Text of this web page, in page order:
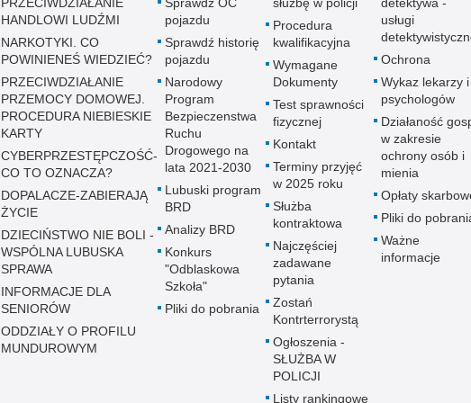
HANDLOWI LUDŹMI
NARKOTYKI. CO
POWINIENEŚ WIEDZIEĆ?
PRZECIWDZIAŁANIE
PRZEMOCY DOMOWEJ.
PROCEDURA NIEBIESKIE
KARTY
CYBERPRZESTĘPCZOŚĆ-
CO TO OZNACZA?
DOPALACZE-ZABIERAJĄ
ŻYCIE
DZIECIŃSTWO NIE BOLI -
WSPÓLNA LUBUSKA
SPRAWA
INFORMACJE DLA
SENIORÓW
ODDZIAŁY O PROFILU
MUNDUROWYM
pojazdu
Sprawdź historię
pojazdu
Narodowy
Program
Bezpieczenstwa
Ruchu
Drogowego na
lata 2021-2030
Lubuski program
BRD
Analizy BRD
Konkurs
"Odblaskowa
Szkoła"
Pliki do pobrania
Procedura
kwalifikacyjna
Wymagane
Dokumenty
Test sprawności
fizycznej
Kontakt
Terminy przyjęć
w 2025 roku
Służba
kontraktowa
Najczęściej
zadawane
pytania
Zostań
Kontrterrorystą
Ogłoszenia -
SŁUŻBA W
POLICJI
Listy rankingowe
usługi
Ochrona
Wykaz lekarzy i
psychologów
Działaność
w zakresie
ochrony osób i
mienia
Opłaty
Pliki do
Ważne
informacje